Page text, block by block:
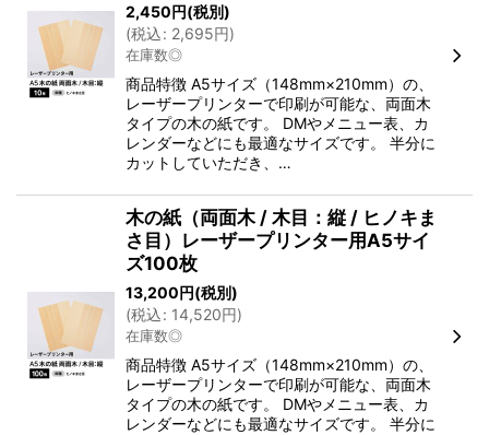
2,450円(税別)
(税込: 2,695円)
在庫数◎
商品特徴 A5サイズ（148mm×210mm）の、
レーザープリンターで印刷が可能な、両面木
タイプの木の紙です。 DMやメニュー表、カ
レンダーなどにも最適なサイズです。 半分に
カットしていただき、…
木の紙（両面木 / 木目：縦 / ヒノキま
さ目）レーザープリンター用A5サイ
ズ100枚
13,200円(税別)
(税込: 14,520円)
在庫数◎
商品特徴 A5サイズ（148mm×210mm）の、
レーザープリンターで印刷が可能な、両面木
タイプの木の紙です。 DMやメニュー表、カ
レンダーなどにも最適なサイズです。 半分に